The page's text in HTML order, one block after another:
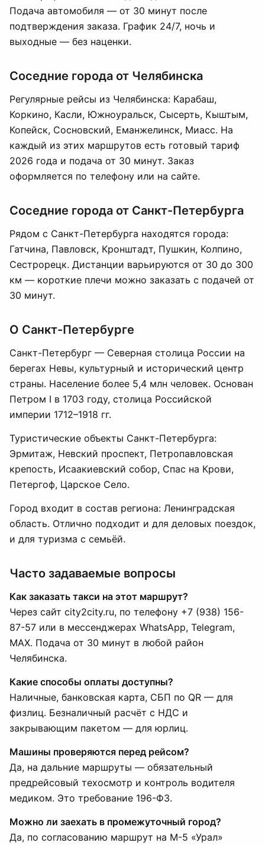
Подача автомобиля — от 30 минут после
подтверждения заказа. График 24/7, ночь и
выходные — без наценки.
Соседние города от Челябинска
Регулярные рейсы из Челябинска: Карабаш,
Коркино, Касли, Южноуральск, Сысерть, Кыштым,
Копейск, Сосновский, Еманжелинск, Миасс. На
каждый из этих маршрутов есть готовый тариф
2026 года и подача от 30 минут. Заказ
оформляется по телефону или на сайте.
Соседние города от Санкт-Петербурга
Рядом с Санкт-Петербурга находятся города:
Гатчина, Павловск, Кронштадт, Пушкин, Колпино,
Сестрорецк. Дистанции варьируются от 30 до 300
км — короткие плечи можно заказать с подачей от
30 минут.
О Санкт-Петербурге
Санкт-Петербург — Северная столица России на
берегах Невы, культурный и исторический центр
страны. Население более 5,4 млн человек. Основан
Петром I в 1703 году, столица Российской
империи 1712–1918 гг.
Туристические объекты Санкт-Петербурга:
Эрмитаж, Невский проспект, Петропавловская
крепость, Исаакиевский собор, Спас на Крови,
Петергоф, Царское Село.
Город входит в состав региона: Ленинградская
область. Отлично подходит и для деловых поездок,
и для туризма с семьёй.
Часто задаваемые вопросы
Как заказать такси на этот маршрут?
Через сайт city2city.ru, по телефону +7 (938) 156-
87-57 или в мессенджерах WhatsApp, Telegram,
MAX. Подача от 30 минут в любой район
Челябинска.
Какие способы оплаты доступны?
Наличные, банковская карта, СБП по QR — для
физлиц. Безналичный расчёт с НДС и
закрывающим пакетом — для юрлиц.
Машины проверяются перед рейсом?
Да, на дальние маршруты — обязательный
предрейсовый техосмотр и контроль водителя
медиком. Это требование 196-ФЗ.
Можно ли заехать в промежуточный город?
Да, по согласованию маршрут на М-5 «Урал»